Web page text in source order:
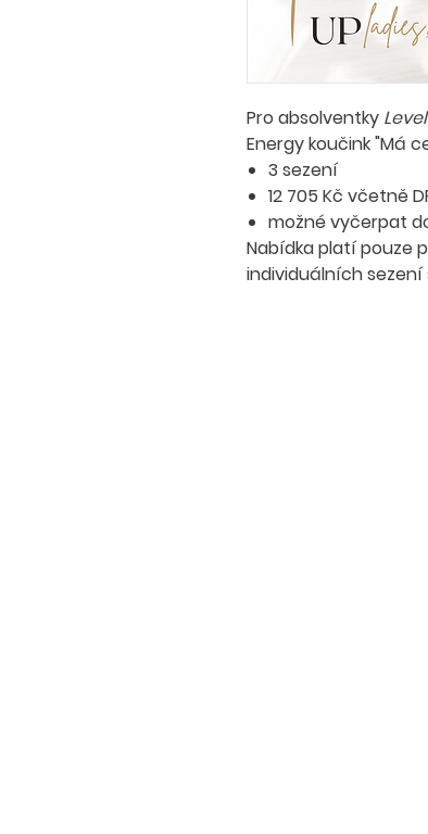
Pro absolventky
Energy koučink "Má
3 sezení
12 705 Kč včetně
možné vyčerpat
Nabídka platí pouze
individuálních sezení